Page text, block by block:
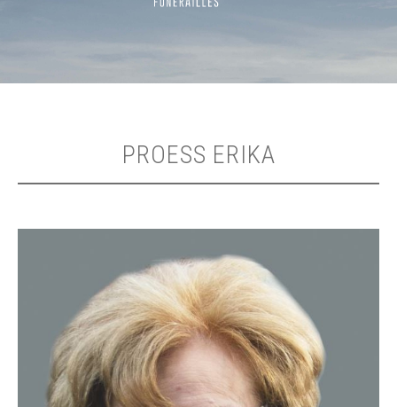
PROESS ERIKA